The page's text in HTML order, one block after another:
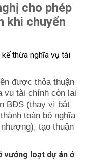
cho phép
khi chuyển
được thỏa thuận
vụ tài chính còn lại
BĐS (thay vì bắt
toàn bộ nghĩa
tạo thuận
vướng loạt dự án ở